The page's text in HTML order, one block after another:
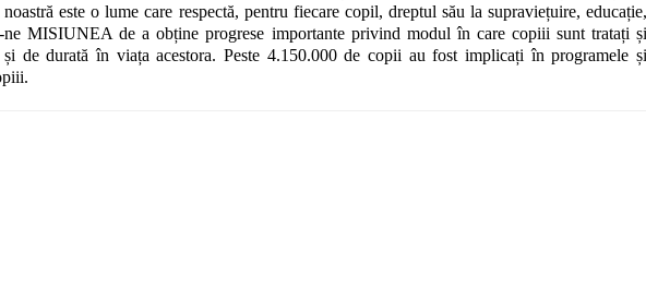
este o lume care respectă, pentru fiecare copil, dreptul său la supraviețuire, educație,
ne MISIUNEA de a obține progrese importante privind modul în care copiii sunt tratați și
și de durată în viața acestora. Peste 4.150.000 de copii au fost implicați în programele și